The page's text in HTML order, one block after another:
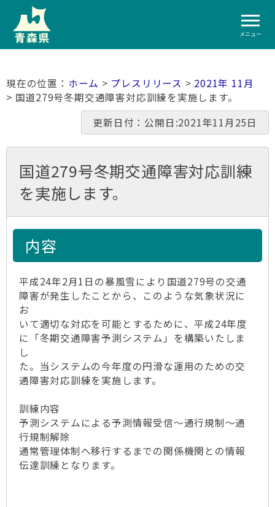
メニュー
ホーム > プレスリリース > 2021年 11月
> 国道279号冬期交通障害対応訓練を実施します。
更新日付：公開日:2021年11月25日
国道279号冬期交通障害対応訓練
を実施します。
内容
平成24年2月1日の暴風雪により国道279号の交通
障害が発生したことから、このような気象状況に
お
いて適切な対応を可能とするために、平成24年度
に「冬期交通障害予測システム」を構築いたしま
し
た。当システムの今年度の円滑な運用のための交
通障害対応訓練を実施します。
訓練内容
予測システムによる予測情報受信～通行規制～通
行規制解除
通常管理体制へ移行するまでの関係機関との情報
伝達訓練となります。